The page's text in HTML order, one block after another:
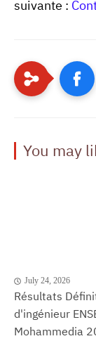
suivante :
You may
July 24, 2026
Résultats
d'ingénieur
Mohammedia